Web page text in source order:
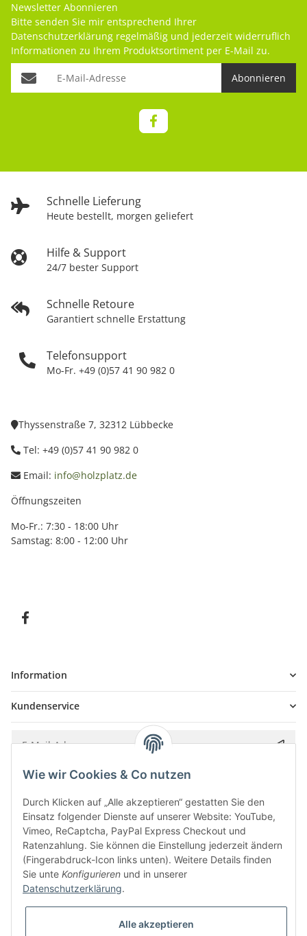
Schnelle Lieferung
Heute bestellt, morgen geliefert
Hilfe & Support
24/7 bester Support
Schnelle Retoure
Garantiert schnelle Erstattung
Telefonsupport
Mo-Fr. +49 (0)57 41 90 982 0
Newsletter Abonnieren
Bitte senden Sie mir entsprechend Ihrer
Datenschutzerklärung regelmäßig und jederzeit widerruflich
Informationen zu Ihrem Produktsortiment per E-Mail zu.
Abonnieren
Thyssenstraße 7, 32312 Lübbecke
Tel: +49 (0)57 41 90 982 0
Email: info@holzplatz.de
Öffnungszeiten
Mo-Fr.: 7:30 - 18:00 Uhr
Samstag: 8:00 - 12:00 Uhr
Information
Kundenservice
Bitte senden Sie mir entsprechend IhrerDatenschutzerklärung
* Alle Preise inkl. gesetzlicher USt., zzgl.
Wie wir Cookies & Co nutzen
Durch Klicken auf „Alle akzeptieren“ gestatten Sie den
Einsatz folgender Dienste auf unserer Website: YouTube,
Vimeo, ReCaptcha, PayPal Express Checkout und
Ratenzahlung. Sie können die Einstellung jederzeit ändern
(Fingerabdruck-Icon links unten). Weitere Details finden
Sie unte Konfigurieren und in unserer
Datenschutzerklärung.
Alle akzeptieren